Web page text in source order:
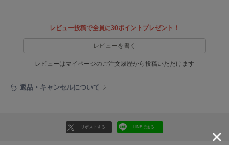
ジェラート ピケ スリープ
レビュー投稿で全員に30ポイントプレゼント！
レビューを書く
レビューはマイページのご注文履歴から投稿いただけます
返品・キャンセルについて
リポストする LINEで送る